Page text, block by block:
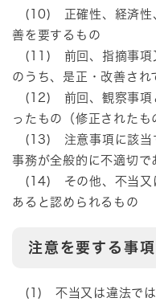
(10) 正確性、経済性
善を要するもの
(11) 前回、指摘事項
のうち、是正・改善され
(12) 前回、観察事項
ったもの（修正されたも
(13) 注意事項に該当
事務が全般的に不適切で
(14) その他、不当又
あると認められるもの
注意を要する事項
(1) 不当又は違法では